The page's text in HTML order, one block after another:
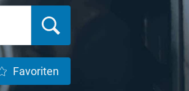
Favoriten